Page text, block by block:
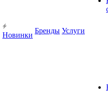
Новинки
Бренды Услуги